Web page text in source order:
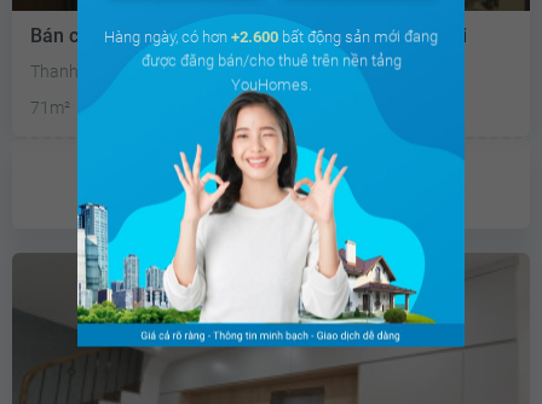
Bán căn hộ chung cư Chung cư Rivera Park Hà Nội
Thanh Xuân Trung, Quận Thanh Xuân, Hà Nội
71m²
Đông Nam
Chưa cóưu đãi
Hàng ngày, có hơn +2.600 bất động sản mới đang
được đăng bán/cho thuê trên nền tảng
YouHomes.